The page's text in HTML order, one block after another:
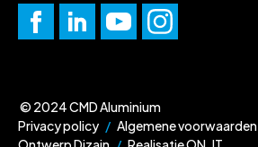
© 2024 CMD Aluminium
Privacy policy
Algemene voorwaarden